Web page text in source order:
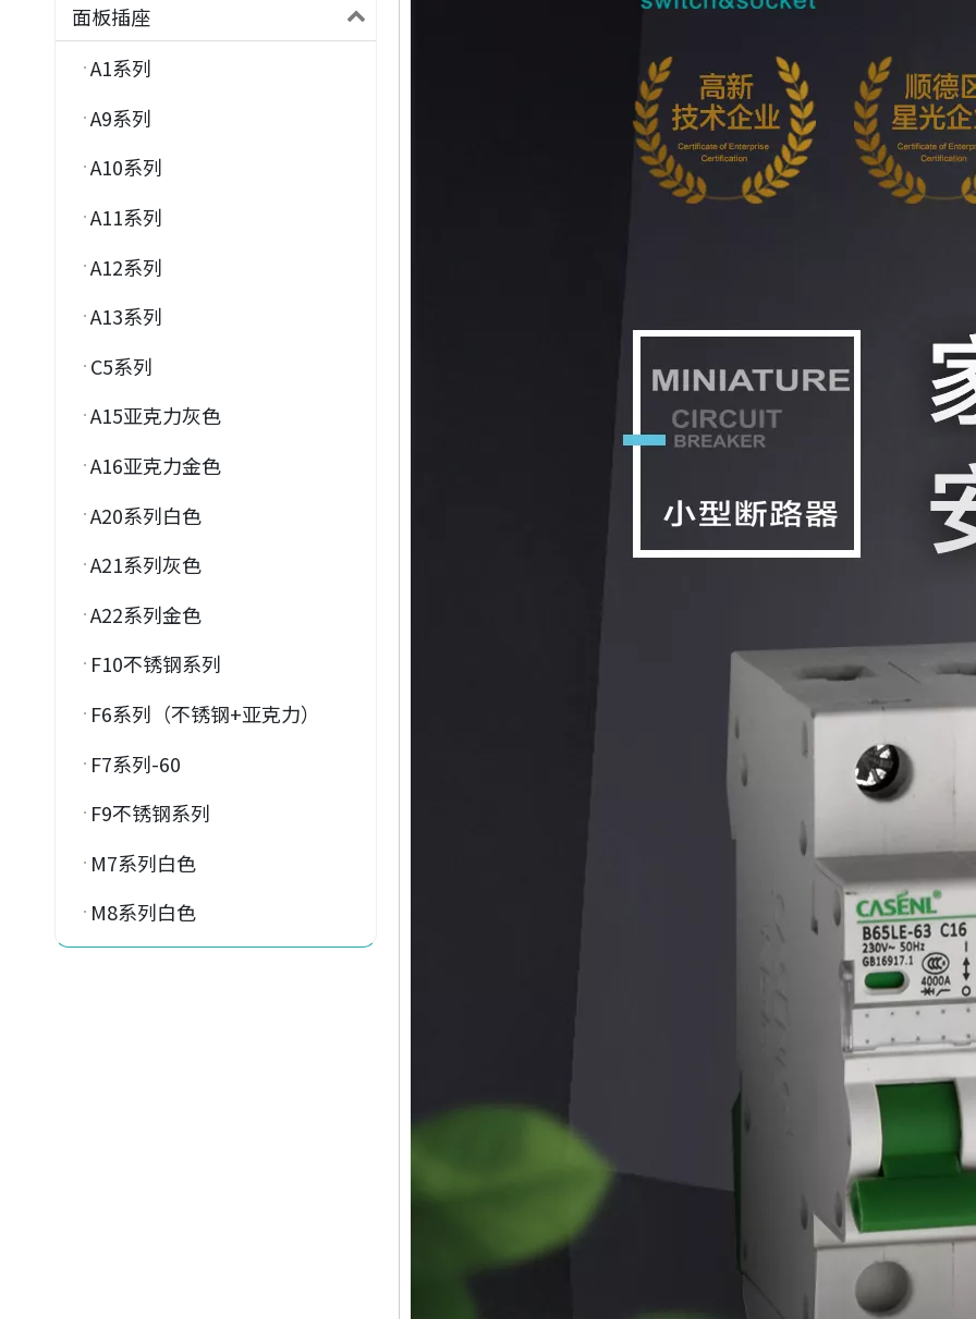
面板插座
A1系列
A9系列
A10系列
A11系列
A12系列
A13系列
C5系列
A15亚克力灰色
A16亚克力金色
A20系列白色
A21系列灰色
A22系列金色
F10不锈钢系列
F6系列（不锈钢+亚克力）
F7系列-60
F9不锈钢系列
M7系列白色
M8系列白色